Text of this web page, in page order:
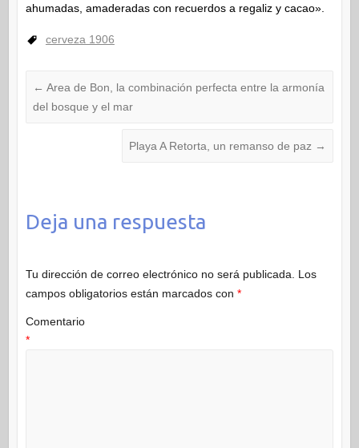
ahumadas, amaderadas con recuerdos a regaliz y cacao».
cerveza 1906
← Area de Bon, la combinación perfecta entre la armonía
del bosque y el mar
Playa A Retorta, un remanso de paz →
Deja una respuesta
Tu dirección de correo electrónico no será publicada.
Los
campos obligatorios están marcados con *
Comentario
*